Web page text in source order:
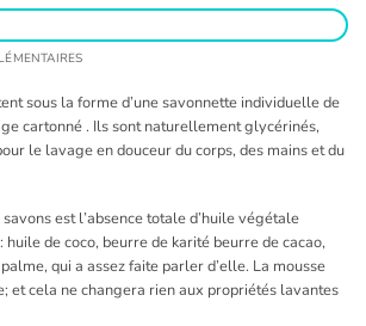
sous la forme d’une savonnette individuelle de
cartonné . Ils sont naturellement glycérinés,
le lavage en douceur du corps, des mains et du
est l’absence totale d’huile végétale
huile de coco, beurre de karité beurre de cacao,
qui a assez faite parler d’elle. La mousse
et cela ne changera rien aux propriétés lavantes